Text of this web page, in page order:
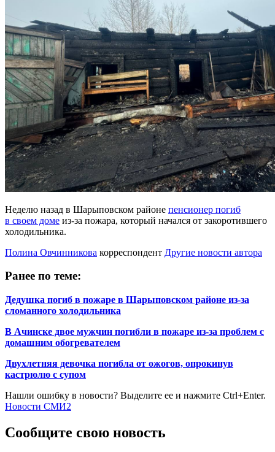
Неделю назад в Шарыповском районе пенсионер погиб
в своем доме из-за пожара, который начался от закоротившего
холодильника.
Полина Овчинникова корреспондент Другие новости автора
Ранее по теме:
Дедушка погиб в пожаре в Шарыповском районе из-за
сломанного холодильника
В Ачинске двое мужчин погибли в пожаре из-за проблем с
домашним обогревателем
Двухлетняя девочка погибла от ожогов, опрокинув
кастрюлю с супом
Нашли ошибку в новости? Выделите ее и нажмите Ctrl+Enter.
Новости СМИ2
Сообщите свою новость